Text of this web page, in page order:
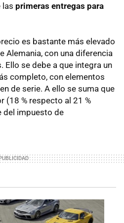
las primeras entregas para
es bastante más elevado
Alemania, con una diferencia
Ello se debe a que integra un
completo, con elementos
de serie. A ello se suma que
(18 % respecto al 21 %
del impuesto de